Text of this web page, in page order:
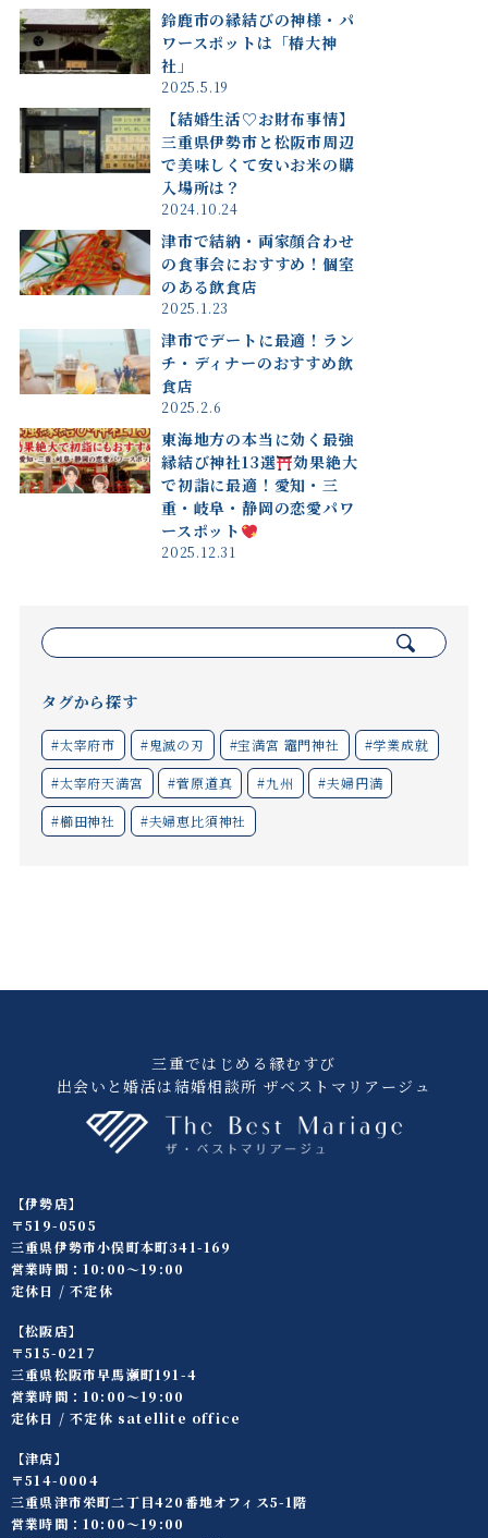
鈴鹿市の縁結びの神様・パ
ワースポットは「椿大神
社」
2025.5.19
【結婚生活♡お財布事情】
三重県伊勢市と松阪市周辺
で美味しくて安いお米の購
入場所は？
2024.10.24
津市で結納・両家顔合わせ
の食事会におすすめ！個室
のある飲食店
2025.1.23
津市でデートに最適！ラン
チ・ディナーのおすすめ飲
食店
2025.2.6
東海地方の本当に効く最強
縁結び神社13選
効果絶大
で初詣に最適！愛知・三
重・岐阜・静岡の恋愛パワ
ースポット
2025.12.31
索:
タグから探す
#太宰府市 #鬼滅の刃 #宝満宮 竈門神社 #学業成就
#太宰府天満宮 #菅原道真 #九州 #夫婦円満
#櫛田神社 #夫婦恵比須神社
三重ではじめる縁むすび
出会いと婚活は結婚相談所 ザベストマリアージュ
【伊勢店】
〒519-0505
三重県伊勢市小俣町本町341-169
営業時間：10:00〜19:00
定休日 / 不定休
【松阪店】
〒515-0217
三重県松阪市早馬瀬町191-4
営業時間：10:00〜19:00
定休日 / 不定休 satellite office
【津店】
〒514-0004
三重県津市栄町二丁目420番地オフィス5-1階
営業時間：10:00〜19:00